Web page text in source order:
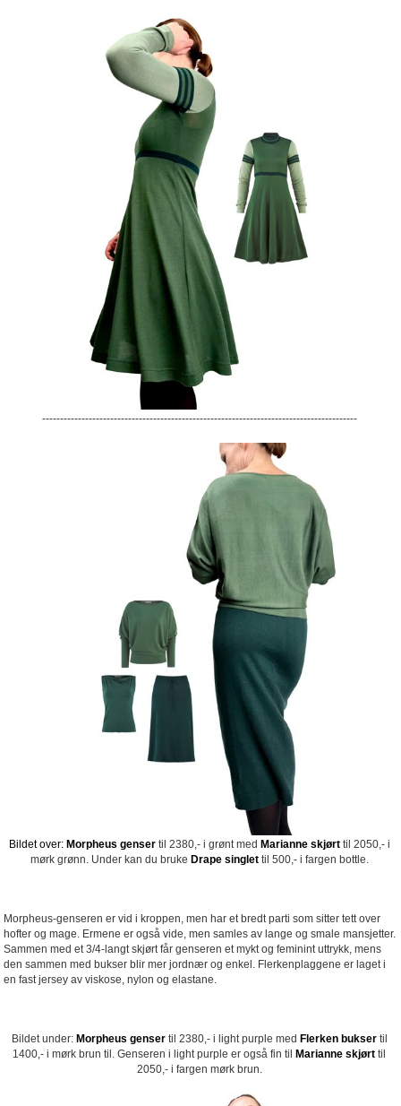
----------------------------------------------------------------------------------------
Bildet over: Morpheus gensertil 2380,- i grønt med Marianne skjørttil 2050,- i
mørk grønn. Under kan du bruke Drape singlettil 500,- i fargen bottle.
Morpheus-genseren er vid i kroppen, men har et bredt parti som sitter tett over
hofter og mage. Ermene er også vide, men samles av lange og smale mansjetter.
Sammen med et 3/4-langt skjørt får genseren et mykt og feminint uttrykk, mens
den sammen med bukser blir mer jordnær og enkel. Flerkenplaggene er laget i
en fast jersey av viskose, nylon og elastane.
Bildet under: Morpheus gensertil 2380,- i light purple med Flerken buksertil
1400,- i mørk brun til. Genseren i light purple er også fin til
Marianne skjørt til
2050,- i fargen mørk brun.